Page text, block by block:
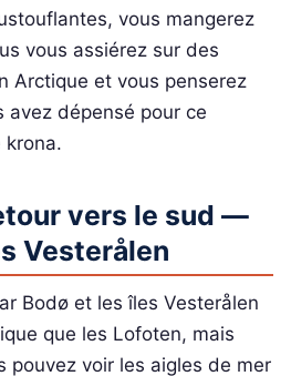
vous mangerez
vous assiérez sur des
Arctique et vous penserez
avez dépensé pour ce
krona.
vers le sud —
Vesterålen
Bodø et les îles Vesterålen
que les Lofoten, mais
pouvez voir les aigles de mer